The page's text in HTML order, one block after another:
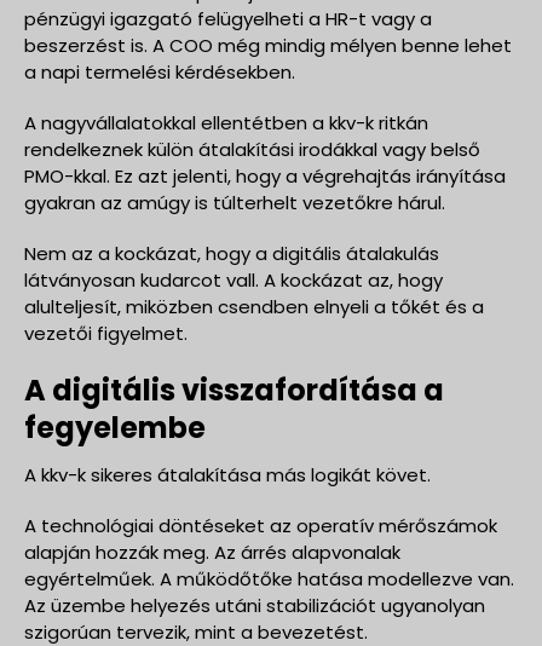
pénzügyi igazgató felügyelheti a HR-t vagy a
beszerzést is. A COO még mindig mélyen benne lehet
a napi termelési kérdésekben.
A nagyvállalatokkal ellentétben a kkv-k ritkán
rendelkeznek külön átalakítási irodákkal vagy belső
PMO-kkal. Ez azt jelenti, hogy a végrehajtás irányítása
gyakran az amúgy is túlterhelt vezetőkre hárul.
Nem az a kockázat, hogy a digitális átalakulás
látványosan kudarcot vall. A kockázat az, hogy
alulteljesít, miközben csendben elnyeli a tőkét és a
vezetői figyelmet.
A digitális visszafordítása a
fegyelembe
A kkv-k sikeres átalakítása más logikát követ.
A technológiai döntéseket az operatív mérőszámok
alapján hozzák meg. Az árrés alapvonalak
egyértelműek. A működőtőke hatása modellezve van.
Az üzembe helyezés utáni stabilizációt ugyanolyan
szigorúan tervezik, mint a bevezetést.